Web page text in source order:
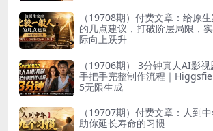
（19708期）付费文章：给原
的几点建议，打破阶层局限，
际向上跃升
（19706期） 3分钟真人AI影
手把手完整制作流程｜
5无限生成
（19707期）付费文章：人到
助你延长寿命的习惯